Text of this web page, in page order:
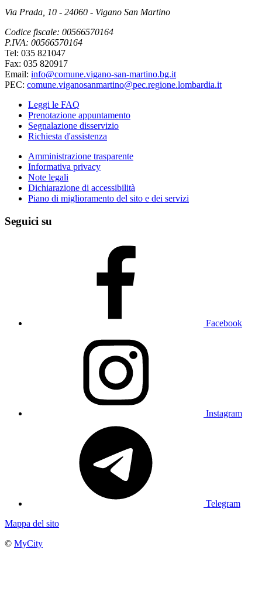
Via Prada, 10 - 24060 - Vigano San Martino
Codice fiscale: 00566570164
P.IVA: 00566570164
Tel: 035 821047
Fax: 035 820917
Email: info@comune.vigano-san-martino.bg.it
PEC: comune.viganosanmartino@pec.regione.lombardia.it
Leggi le FAQ
Prenotazione appuntamento
Segnalazione disservizio
Richiesta d'assistenza
Amministrazione trasparente
Informativa privacy
Note legali
Dichiarazione di accessibilità
Piano di miglioramento del sito e dei servizi
Seguici su
Facebook
Instagram
Telegram
Mappa del sito
© MyCity